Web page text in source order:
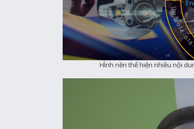
HÌnh nền thể hiện nhiều nội